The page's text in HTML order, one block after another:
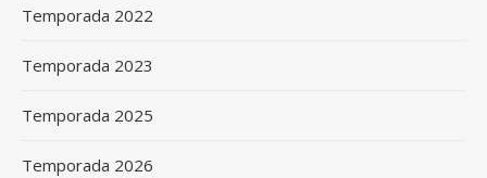
Temporada 2022
Temporada 2023
Temporada 2025
Temporada 2026